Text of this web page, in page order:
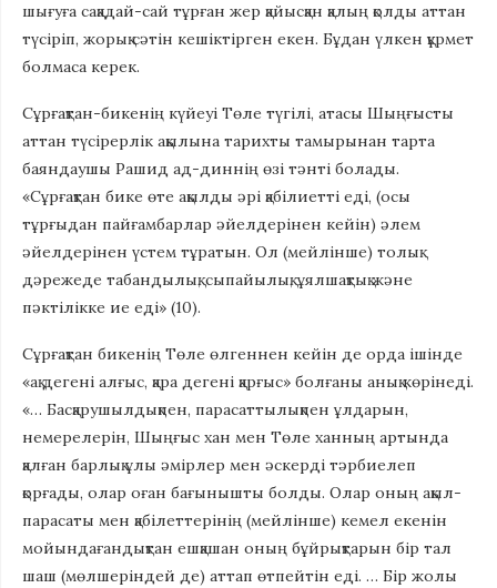
шығуға сақадай-сай тұрған жер қайысқан қалың қолды аттан
түсіріп, жорық сәтін кешіктірген екен. Бұдан үлкен құрмет
болмаса керек.
Сұрғақтан-бикенің күйеуі Төле түгілі, атасы Шыңғысты
аттан түсірерлік ақылына тарихты тамырынан тарта
баяндаушы Рашид ад-диннің өзі тәнті болады.
«Сұрғақтан бике өте ақылды әрі қабілиетті еді, (осы
тұрғыдан пайғамбарлар әйелдерінен кейін) әлем
әйелдерінен үстем тұратын. Ол (мейлінше) толық
дәрежеде табандылық, сыпайылық, ұялшақтық және
пәктілікке ие еді» (10).
Сұрғақтан бикенің Төле өлгеннен кейін де орда ішінде
«ақ дегені алғыс, қара дегені қарғыс» болғаны анық көрінеді.
«… Басқарушылдықпен, парасаттылықпен ұлдарын,
немерелерін, Шыңғыс хан мен Төле ханның артында
қалған барлық ұлы әмірлер мен әскерді тәрбиелеп
қорғады, олар оған бағынышты болды. Олар оның ақыл-
парасаты мен қабілеттерінің (мейлінше) кемел екенін
мойындағандықтан ешқашан оның бұйрықтарын бір тал
шаш (мөлшеріндей де) аттап өтпейтін еді. … Бір жолы